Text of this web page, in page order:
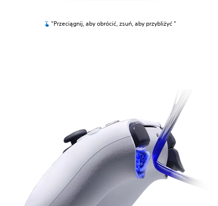
"Przeciągnij, aby obrócić, zsuń, aby przybliżyć "